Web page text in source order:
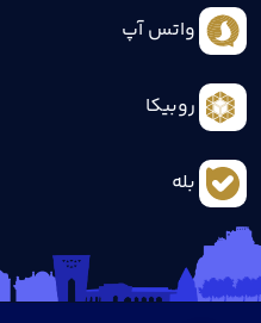
واتس آپ
روبیکا
بله